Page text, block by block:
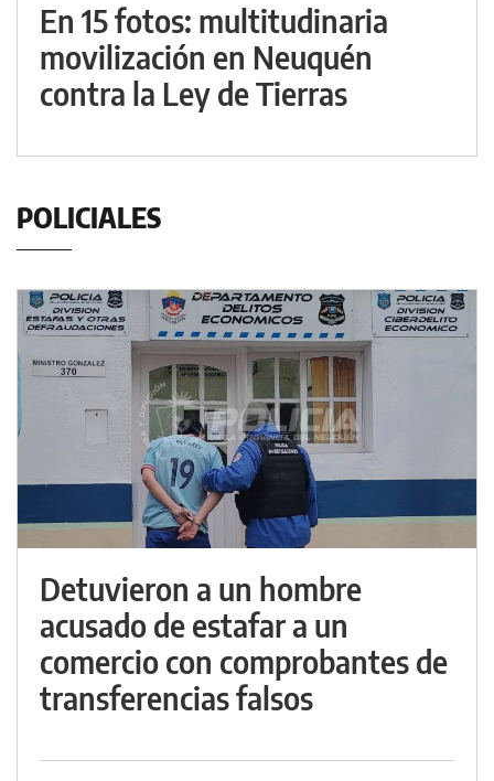
En 15 fotos: multitudinaria
movilización en Neuquén
contra la Ley de Tierras
POLICIALES
Detuvieron a un hombre
acusado de estafar a un
comercio con comprobantes de
transferencias falsos